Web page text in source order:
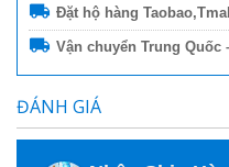
Đặt hộ hàng
Vận chuyển Trung Quốc
ĐÁNH GIÁ